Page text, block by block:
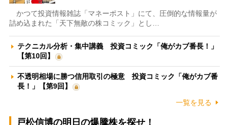
かつて投資情報雑誌「マネーポスト」にて、圧倒的な情報量が
詰め込まれた「天下無敵の株コミック」とし…
テクニカル分析・集中講義 投資コミック「俺がカブ番長！」
【第10回】
不透明相場に勝つ信用取引の極意 投資コミック「俺がカブ番
長！」【第9回】
一覧を見る
戸松信博の明日の爆騰株を探せ！